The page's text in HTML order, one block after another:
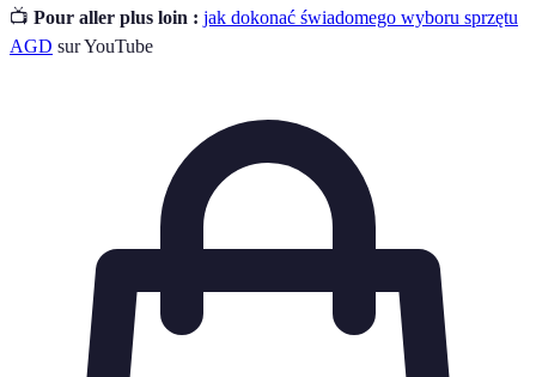
📺 Pour aller plus loin : jak dokonać świadomego wyboru sprzętu
AGD sur YouTube